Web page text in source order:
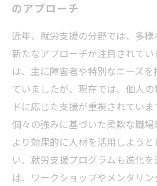
のアプローチ
近年、就労支援の分野では、多
新たなアプローチが注目されて
は、主に障害者や特別なニーズ
ていましたが、現在では、個人
ドに応じた支援が重視されていま
個々の強みに基づいた柔軟な職場
より効果的に人材を活用しよう
い、就労支援プログラムも進化
ば、ワークショップやメンタリ